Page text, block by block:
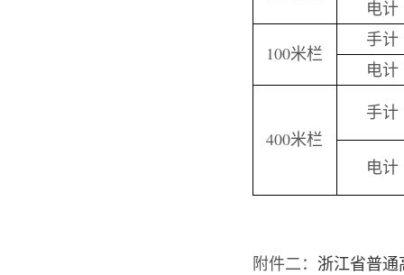
电计
100米栏
手计
电计
400米栏
手计
电计
附件二： 浙江省普